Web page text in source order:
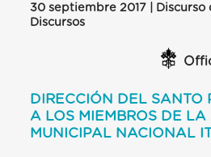
30 septiembre 2017 | Discurso
Discursos
DIRECCIÓN DEL SANTO
A LOS MIEMBROS DE LA
MUNICIPAL NACIONAL